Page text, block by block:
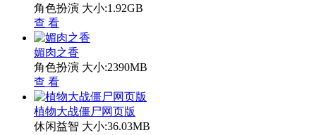
角色扮演 大小:1.92GB
查 看
媚肉之香
角色扮演 大小:2390MB
查 看
植物大战僵尸网页版
休闲益智 大小:36.03MB